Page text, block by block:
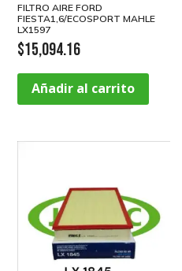
FILTRO AIRE FORD
FIESTA1,6/ECOSPORT MAHLE
LX1597
$15,094.16
Añadir al carrito